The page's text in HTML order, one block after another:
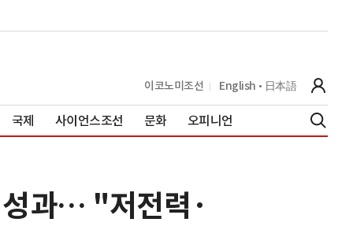
이코노미조선 English 日本語
국제 사이언스조선 문화 오피니언
성과… "저전력·